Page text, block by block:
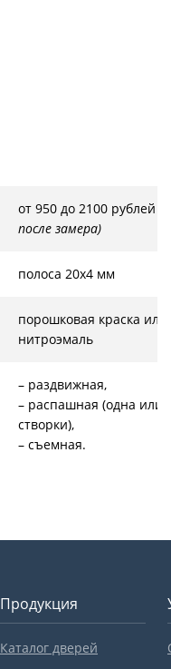
от 950 до 2100 рублей
после замера)
полоса 20х4 мм
порошковая краска или
нитроэмаль
– раздвижная,
– распашная (одна или
створки),
– съемная.
Продукция
Каталог дверей